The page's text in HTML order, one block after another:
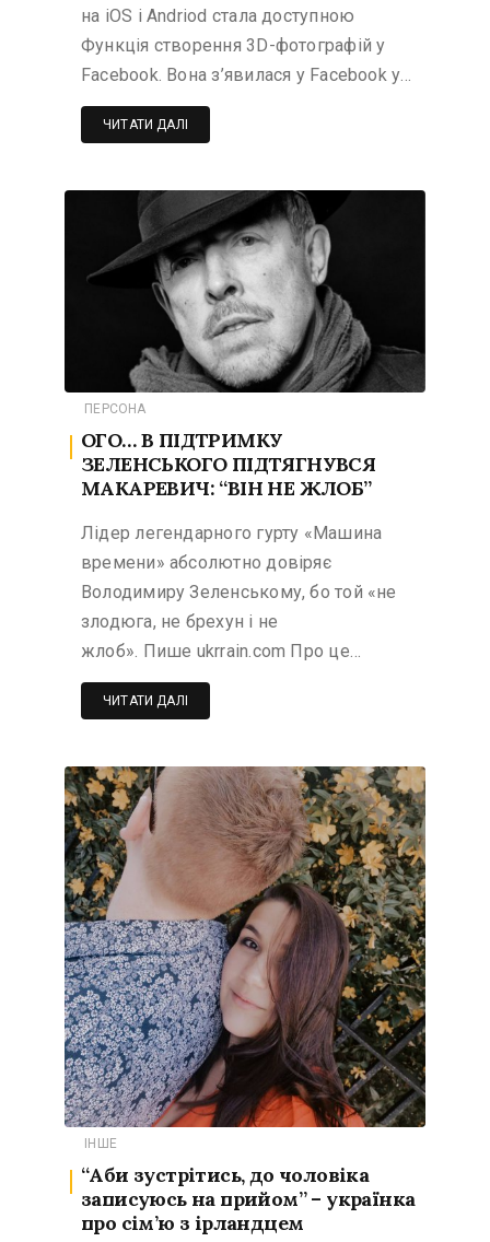
на iOS і Andriod стала доступною
Функція створення 3D-фотографій у
Facebook. Вона з’явилася у Facebook у…
ЧИТАТИ ДАЛІ
ПЕРСОНА
ОГО… В ПІДТРИМКУ
ЗЕЛЕНСЬКОГО ПІДТЯГНУВСЯ
МАКАРЕВИЧ: “ВІН НЕ ЖЛОБ”
Лідер легендарного гурту «Машина
времени» абсолютно довіряє
Володимиру Зеленському, бо той «не
злодюга, не брехун і не
жлоб». Пише ukrrain.com Про це…
ЧИТАТИ ДАЛІ
ІНШЕ
“Аби зустрітись, до чоловіка
записуюсь на прийом” – українка
про сім’ю з ірландцем